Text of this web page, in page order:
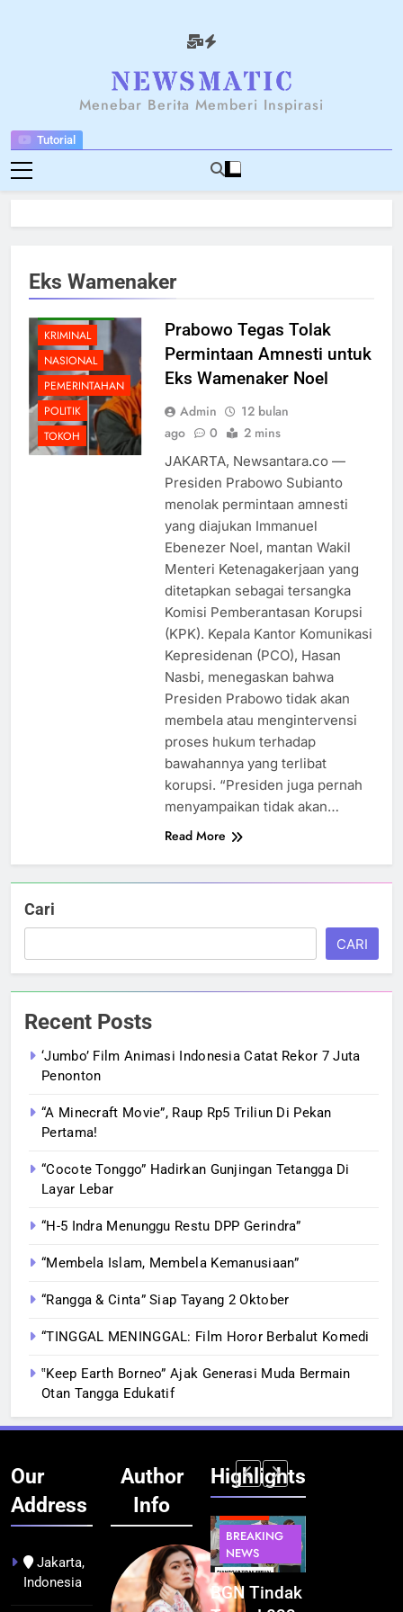
Tutorial
NEWSANTARA
Menebar Berita Memberi Inspirasi
Eks Wamenaker
KARIER
KRIMINAL
NASIONAL
PEMERINTAHAN
POLITIK
TOKOH
Prabowo Tegas Tolak
Permintaan Amnesti untuk
Eks Wamenaker Noel
Admin
12 bulan
ago
0 2 mins
JAKARTA, Newsantara.co —
Presiden Prabowo Subianto
menolak permintaan amnesti
yang diajukan Immanuel
Ebenezer Noel, mantan Wakil
Menteri Ketenagakerjaan yang
ditetapkan sebagai tersangka
Komisi Pemberantasan Korupsi
(KPK). Kepala Kantor Komunikasi
Kepresidenan (PCO), Hasan
Nasbi, menegaskan bahwa
Presiden Prabowo tidak akan
membela atau mengintervensi
proses hukum terhadap
bawahannya yang terlibat
korupsi. “Presiden juga pernah
menyampaikan tidak akan…
Read More
Cari
CARI
Recent Posts
‘Jumbo’ Film Animasi Indonesia Catat Rekor 7 Juta
Penonton
“A Minecraft Movie”, Raup Rp5 Triliun Di Pekan
Pertama!
“Cocote Tonggo” Hadirkan Gunjingan Tetangga Di
Layar Lebar
“H-5 Indra Menunggu Restu DPP Gerindra”
“Membela Islam, Membela Kemanusiaan”
“Rangga & Cinta” Siap Tayang 2 Oktober
“TINGGAL MENINGGAL: Film Horor Berbalut Komedi
‟Keep Earth Borneo” Ajak Generasi Muda Bermain
Otan Tangga Edukatif
Our
Address
Jakarta,
Indonesia
Author
Info
Highlights
BERITA
BUDAYA
Pontianak
BERITA
NEWS
Festival
BREAKING
NEWS
BGN Tindak